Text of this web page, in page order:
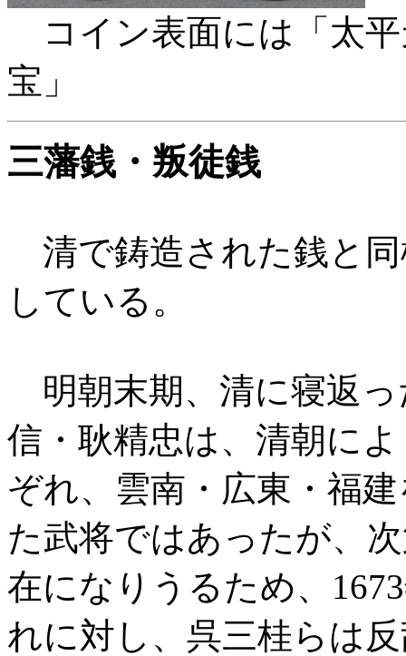
コイン表面には「
宝」
三藩銭・叛徒銭
清で鋳造された銭と
している。
明朝末期、清に寝返っ
信・耿精忠は、清朝に
ぞれ、雲南・広東・福
た武将ではあったが、
在になりうるため、
れに対し、呉三桂らは